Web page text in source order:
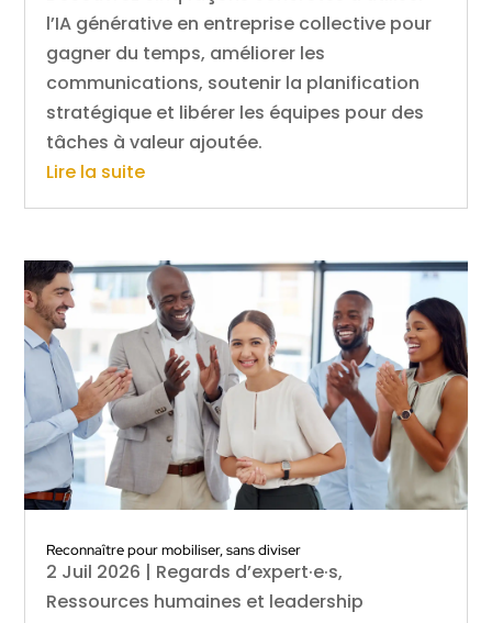
l’IA générative en entreprise collective pour
gagner du temps, améliorer les
communications, soutenir la planification
stratégique et libérer les équipes pour des
tâches à valeur ajoutée.
Lire la suite
Reconnaître pour mobiliser, sans diviser
2 Juil 2026 | Regards d’expert·e·s,
Ressources humaines et leadership